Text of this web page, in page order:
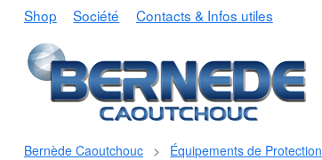
Shop Société Contacts & Infos utiles
Bernède Caoutchouc > Équipements de Protection